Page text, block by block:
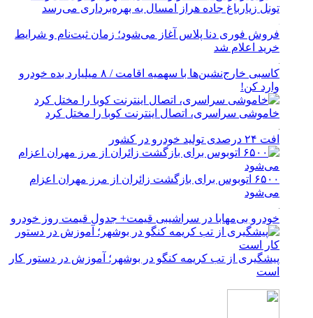
تونل زیارباغ جاده هراز امسال به بهره‌برداری می‌رسد
فروش فوری دنا پلاس آغاز می‌شود؛ زمان ثبت‌نام و شرایط
خرید اعلام شد
کاسبی خارج‌نشین‌ها با سهمیه اقامت / ۸ میلیارد بده خودرو
وارد کن!
خاموشی سراسری، اتصال اینترنت کوبا را مختل کرد
افت ۲۴ درصدی تولید خودرو در کشور
۶۵۰۰ اتوبوس برای بازگشت زائران از مرز مهران اعزام
می‌شود
خودرو بی‌مهابا در سراشیبی قیمت+ جدول قیمت روز خودرو
پیشگیری از تب کریمه کنگو در بوشهر؛ آموزش در دستور کار
است